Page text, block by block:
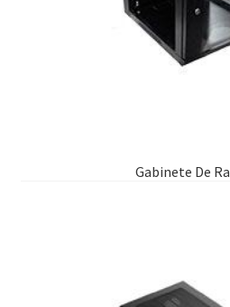
Gabinete De